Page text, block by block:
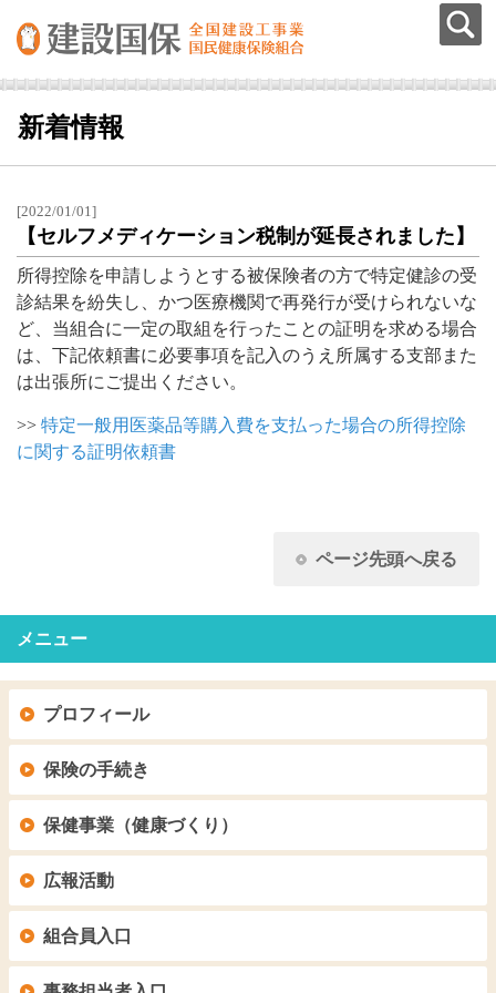
新着情報
[2022/01/01]
【セルフメディケーション税制が延長されました】
所得控除を申請しようとする被保険者の方で特定健診の受
診結果を紛失し、かつ医療機関で再発行が受けられないな
ど、当組合に一定の取組を行ったことの証明を求める場合
は、下記依頼書に必要事項を記入のうえ所属する支部また
は出張所にご提出ください。
>> 特定一般用医薬品等購入費を支払った場合の所得控除
に関する証明依頼書
ページ先頭へ戻る
メニュー
プロフィール
保険の手続き
保健事業（健康づくり）
広報活動
組合員入口